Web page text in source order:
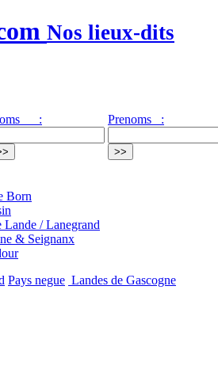
Nos lieux-dits
: Prenoms :
Born
Lande / Lanegrand
& Seignanx
Pays negue Landes de Gascogne